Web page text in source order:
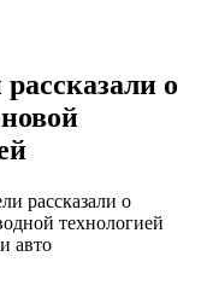
о
рассказали о
технологией